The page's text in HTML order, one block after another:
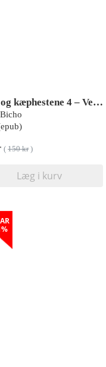
Vilde og kæphestene 4 – Verdens dårligste ferie
( 150 kr)
Læg i kurv